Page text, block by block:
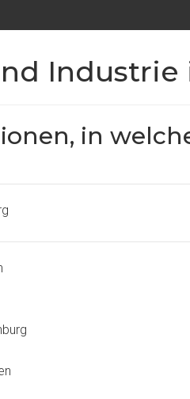
Industrie
in